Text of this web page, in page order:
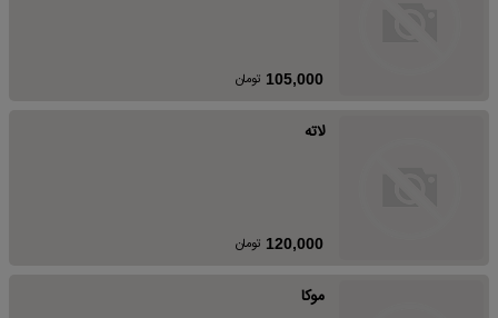
105,000 تومان
لاته
120,000 تومان
موکا